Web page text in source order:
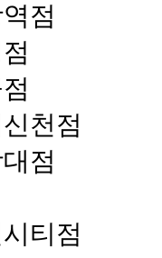
점
천점
점
티점